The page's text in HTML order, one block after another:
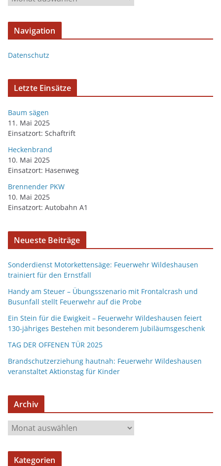
Navigation
Datenschutz
Letzte Einsätze
Baum sägen
11. Mai 2025
Einsatzort: Schaftrift
Heckenbrand
10. Mai 2025
Einsatzort: Hasenweg
Brennender PKW
10. Mai 2025
Einsatzort: Autobahn A1
Neueste Beiträge
Sonderdienst Motorkettensäge: Feuerwehr Wildeshausen
trainiert für den Ernstfall
Handy am Steuer – Übungsszenario mit Frontalcrash und
Busunfall stellt Feuerwehr auf die Probe
Ein Stein für die Ewigkeit – Feuerwehr Wildeshausen feiert
130-jähriges Bestehen mit besonderem Jubiläumsgeschenk
TAG DER OFFENEN TÜR 2025
Brandschutzerziehung hautnah: Feuerwehr Wildeshausen
veranstaltet Aktionstag für Kinder
Archiv
Kategorien